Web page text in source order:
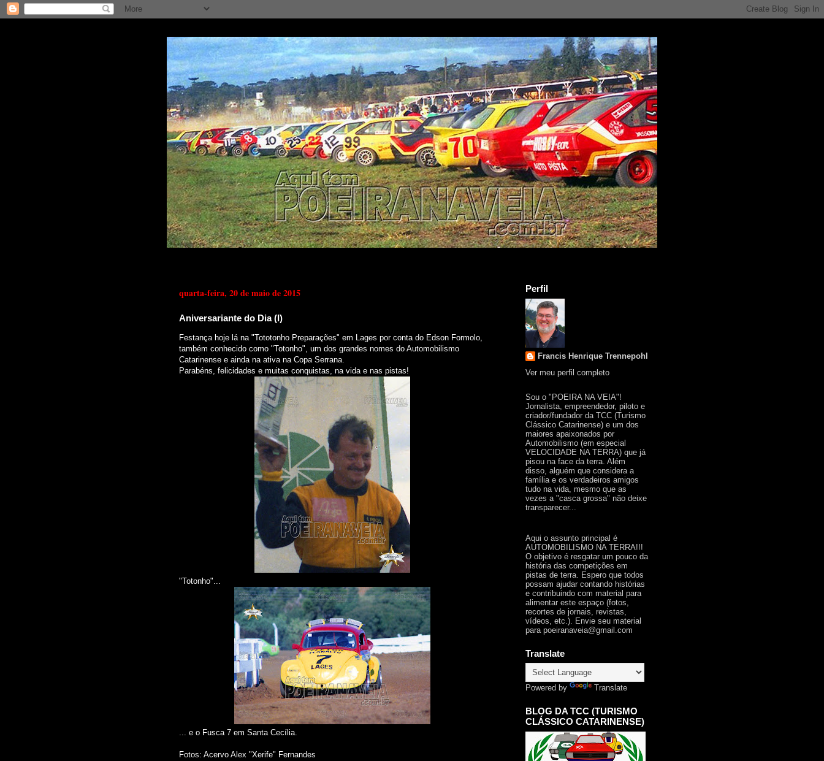
quarta-feira, 20 de maio de 2015
Aniversariante do Dia (I)
Festança hoje lá na "Tototonho Preparações" em Lages por conta do Edson Formolo,
também conhecido como "Totonho", um dos grandes nomes do Automobilismo
Catarinense e ainda na ativa na Copa Serrana.
Parabéns, felicidades e muitas conquistas, na vida e nas pistas!
"Totonho"...
... e o Fusca 7 em Santa Cecília.
Fotos: Acervo Alex "Xerife" Fernandes
Perfil
Francis Henrique Trennepohl
Ver meu perfil completo
Sou o "POEIRA NA VEIA"!
Jornalista, empreendedor, piloto e
criador/fundador da TCC (Turismo
Clássico Catarinense) e um dos
maiores apaixonados por
Automobilismo (em especial
VELOCIDADE NA TERRA) que já
pisou na face da terra. Além
disso, alguém que considera a
família e os verdadeiros amigos
tudo na vida, mesmo que as
vezes a "casca grossa" não deixe
transparecer...
Aqui o assunto principal é
AUTOMOBILISMO NA TERRA!!!
O objetivo é resgatar um pouco da
história das competições em
pistas de terra. Espero que todos
possam ajudar contando histórias
e contribuindo com material para
alimentar este espaço (fotos,
recortes de jornais, revistas,
vídeos, etc.). Envie seu material
para poeiranaveia@gmail.com
Translate
Powered by Translate
BLOG DA TCC (TURISMO
CLÁSSICO CATARINENSE)